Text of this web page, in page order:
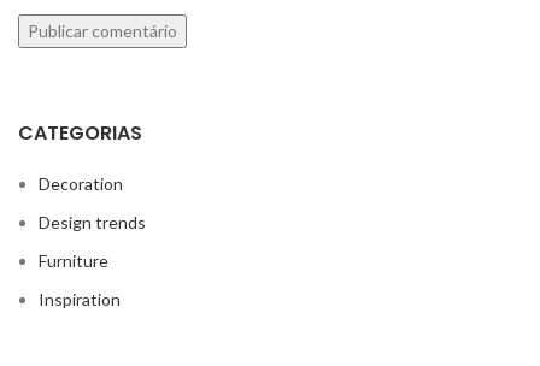
CATEGORIAS
Decoration
Design trends
Furniture
Inspiration